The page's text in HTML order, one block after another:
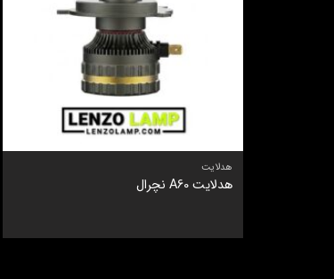
هدلایت
هدلایت A60 نچرال